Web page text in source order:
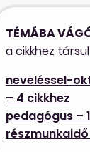
TÉMÁBA
a cikkhez társul
neveléssel-
– 4 cikkhez
pedagógus –
részmunkaidő